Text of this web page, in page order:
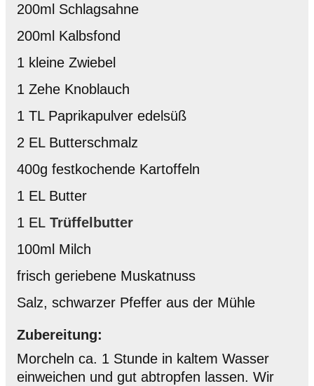
200ml Schlagsahne
200ml Kalbsfond
1 kleine Zwiebel
1 Zehe Knoblauch
1 TL Paprikapulver edelsüß
2 EL Butterschmalz
400g festkochende Kartoffeln
1 EL Butter
1 EL Trüffelbutter
100ml Milch
frisch geriebene Muskatnuss
Salz, schwarzer Pfeffer aus der Mühle
Zubereitung:
Morcheln ca. 1 Stunde in kaltem Wasser
einweichen und gut abtropfen lassen. Wir